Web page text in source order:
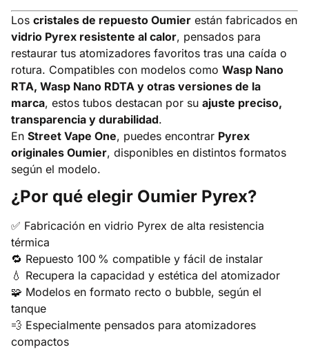
Los cristales de repuesto Oumier están fabricados en
vidrio Pyrex resistente al calor, pensados para
restaurar tus atomizadores favoritos tras una caída o
rotura. Compatibles con modelos como Wasp Nano
RTA, Wasp Nano RDTA y otras versiones de la
marca, estos tubos destacan por su ajuste preciso,
transparencia y durabilidad.
En Street Vape One, puedes encontrar Pyrex
originales Oumier, disponibles en distintos formatos
según el modelo.
¿Por qué elegir Oumier Pyrex?
✅ Fabricación en vidrio Pyrex de alta resistencia
térmica
🔁 Repuesto 100 % compatible y fácil de instalar
💧 Recupera la capacidad y estética del atomizador
🧩 Modelos en formato recto o bubble, según el
tanque
💨 Especialmente pensados para atomizadores
compactos